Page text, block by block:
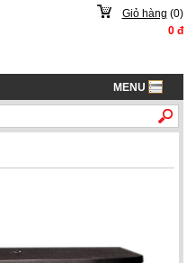
Giỏ hàng (0)
0đ
MENU